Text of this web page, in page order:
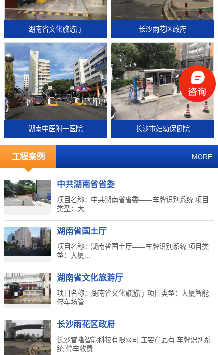
湖南省文化旅游厅 长沙雨花区政府
湖南中医附一医院 长沙市妇幼保健院
工程案例 MORE
中共湖南省省委
项目名称：中共湖南省省委——车牌识别系统 项目
类型：大...
湖南省国土厅
项目名称：湖南省国土厅——车牌识别系统 项目类
型：大厦...
湖南省文化旅游厅
项目名称：湖南省文化旅游厅 项目类型：大厦智能
停车场管...
长沙雨花区政府
长沙雷隆智能科技有限公司,主要产品有,车牌识别系
统,停车收费...